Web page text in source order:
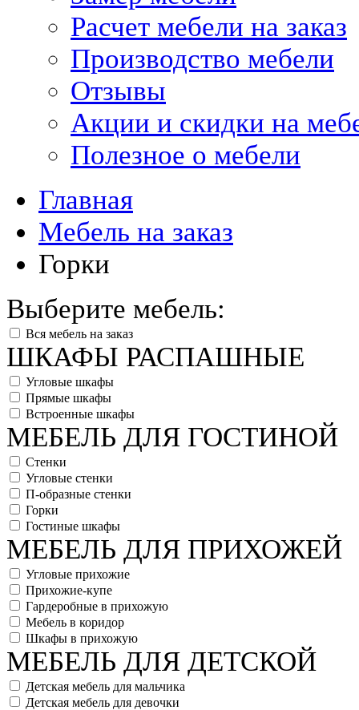
Расчет мебели на заказ
Производство мебели
Отзывы
Акции и скидки на
Полезное о мебели
Главная
Мебель на заказ
Горки
Выберите мебель:
Вся мебель на заказ
ШКАФЫ РАСПАШНЫЕ
Угловые шкафы
Прямые шкафы
Встроенные шкафы
МЕБЕЛЬ ДЛЯ ГОСТИНОЙ
Стенки
Угловые стенки
П-образные стенки
Горки
Гостиные шкафы
МЕБЕЛЬ ДЛЯ ПРИХОЖЕЙ
Угловые прихожие
Прихожие-купе
Гардеробные в прихожую
Мебель в коридор
Шкафы в прихожую
МЕБЕЛЬ ДЛЯ ДЕТСКОЙ
Детская мебель для мальчика
Детская мебель для девочки